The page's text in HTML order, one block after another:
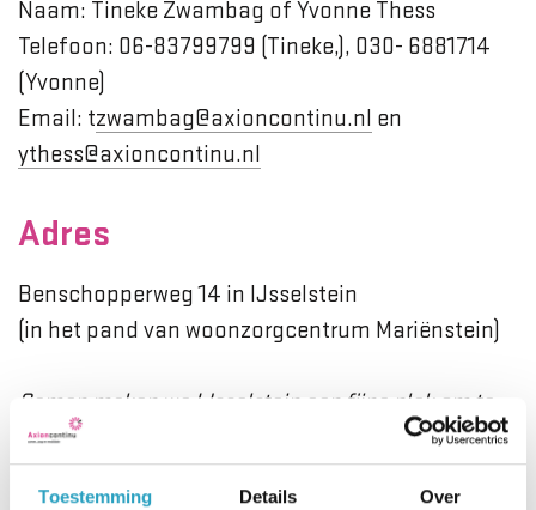
Toestemming Details Over
Naam: Tineke Zwambag of Yvonne Thess
Telefoon: 06-83799799 (Tineke,), 030- 6881714
(Yvonne)
Email: tzwambag@axioncontinu.nl en
ythess@axioncontinu.nl
Adres
Benschopperweg 14 in IJsselstein
(in het pand van woonzorgcentrum Mariënstein)
Samen maken we IJsselstein een fijne plek om te
wonen!